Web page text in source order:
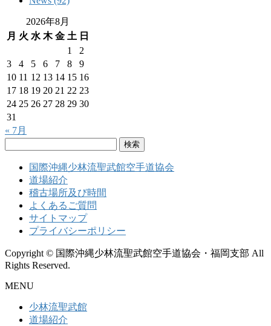
2026年8月
月 火 水 木 金 土 日
1
2
3
4 5 6 7 8
9
10 11 12 13 14 15 16
17 18 19 20 21 22 23
24 25 26 27 28 29 30
31
« 7月
国際沖縄少林流聖武館空手道協会
道場紹介
稽古場所及び時間
よくあるご質問
サイトマップ
プライバシーポリシー
Copyright © 国際沖縄少林流聖武館空手道協会・福岡支部 All
Rights Reserved.
MENU
少林流聖武館
道場紹介